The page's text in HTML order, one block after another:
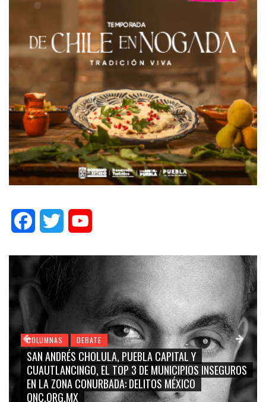
FacebookTwitter
COLUMNAS DEBATE
GRACE PALOMARES, NAY SALVATORI, SERGIO MAYER,
CARMEN SALINAS “LA CORCHOLATA”, CUAUHTÉMOC
BLANCO, SILVIA PINAL: LA TRIVIALIZACIÓN Y
RIDICULIZACIÓN DE LA REPRESENTACIÓN CIUDADANA